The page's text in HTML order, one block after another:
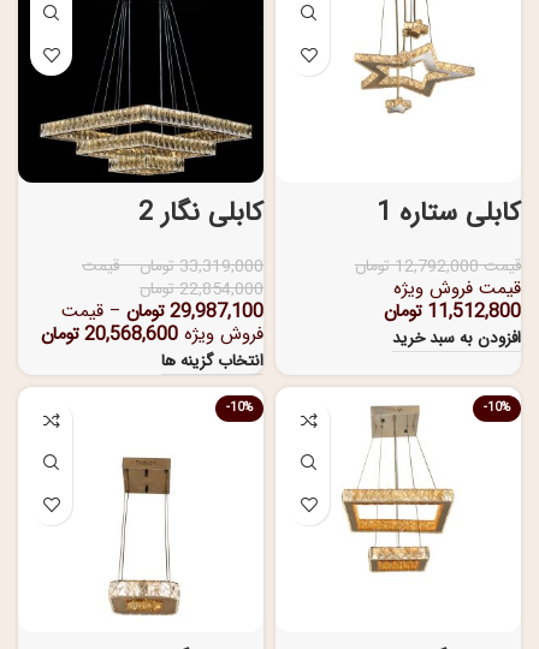
کابلی ستاره 1
قیمت12,792,000تومان
قیمت فروش ویژه
11,512,800 تومان
افزودن به سبد خرید
کابلی نگار 2
33,319,000تومان–قیمت
22,854,000تومان
29,987,100تومان – قیمت
فروش ویژه 20,568,600تومان
انتخاب گزینه ها
-10%
-10%